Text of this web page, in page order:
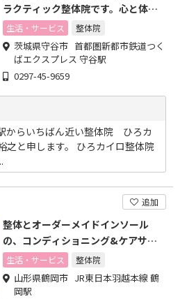
ラクティック整体院です。心と体を
改善できます。
生活・サービス 整体院
茨城県守谷市 首都圏新都市鉄道つく
ばエクスプレス 守谷駅
0297-45-9659
からいちばん近い整体院 ひろカ
と申します。 ひろカイロ整体院
追加
整体とオーダーメイドインソール
の、コンディショニング&ケアサロ
ン生活・サービス 整体院
山形県鶴岡市 JR東日本羽越本線 鶴
岡駅